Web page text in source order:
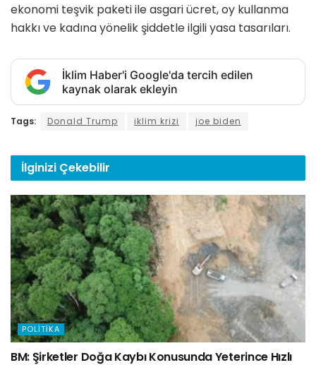
ekonomi teşvik paketi ile asgari ücret, oy kullanma
hakkı ve kadına yönelik şiddetle ilgili yasa tasarıları.
İklim Haber'i Google'da tercih edilen
kaynak olarak ekleyin
Tags: Donald Trump iklim krizi joe biden
İlginizi Çekebilir
POLITIKA
BM: Şirketler Doğa Kaybı Konusunda Yeterince Hızlı